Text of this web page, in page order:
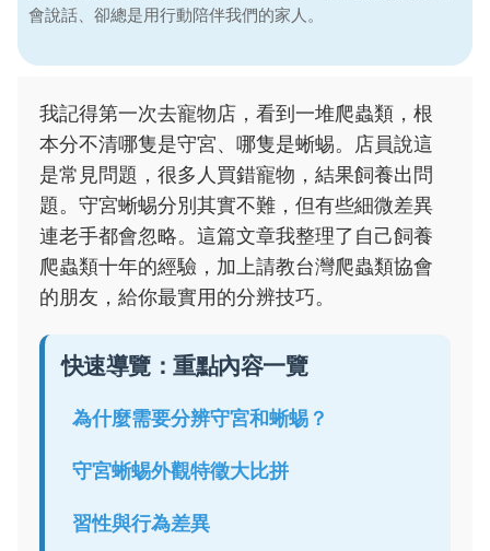
會說話、卻總是用行動陪伴我們的家人。
我記得第一次去寵物店，看到一堆爬蟲類，根
本分不清哪隻是守宮、哪隻是蜥蜴。店員說這
是常見問題，很多人買錯寵物，結果飼養出問
題。守宮蜥蜴分別其實不難，但有些細微差異
連老手都會忽略。這篇文章我整理了自己飼養
爬蟲類十年的經驗，加上請教台灣爬蟲類協會
的朋友，給你最實用的分辨技巧。
快速導覽：重點內容一覽
為什麼需要分辨守宮和蜥蜴？
守宮蜥蜴外觀特徵大比拼
習性與行為差異